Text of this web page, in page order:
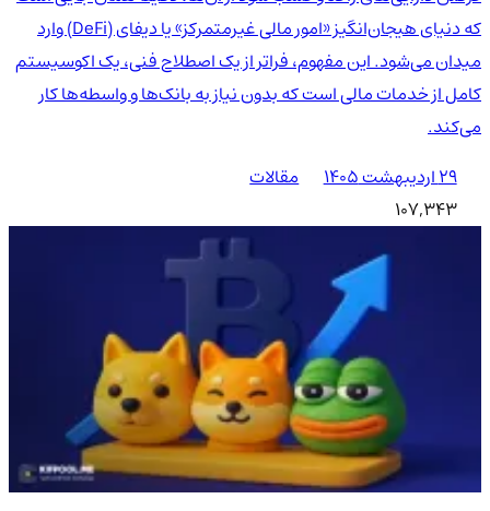
که دنیای هیجان‌انگیز «امور مالی غیرمتمرکز» یا دیفای (DeFi) وارد
میدان می‌شود. این مفهوم، فراتر از یک اصطلاح فنی، یک اکوسیستم
کامل از خدمات مالی است که بدون نیاز به بانک‌ها و واسطه‌ها کار
می‌کند.
۲۹ اردیبهشت ۱۴۰۵
مقالات
107,343